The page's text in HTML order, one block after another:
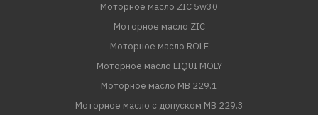
Моторное масло ZIC 5w30
Моторное масло ZIC
Моторное масло ROLF
Моторное масло LIQUI MOLY
Моторное масло MB 229.1
Моторное масло с допуском MB 229.3